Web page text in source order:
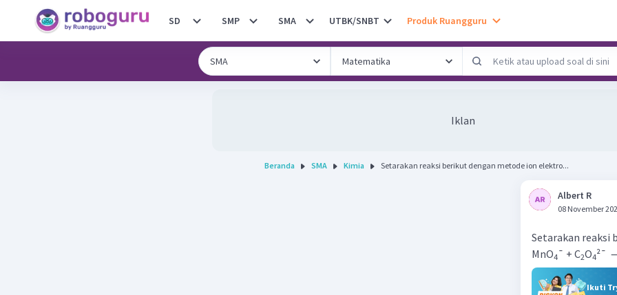
SD SMP SMA UTBK/SNBT Produk Ruangguru
Iklan
Beranda SMA Kimia Setarakan reaksi berikut dengan metode ion elektro...
Albert R
08 November
Setarakan reaksi
MnO4¯ + C2O4²¯
Ikuti